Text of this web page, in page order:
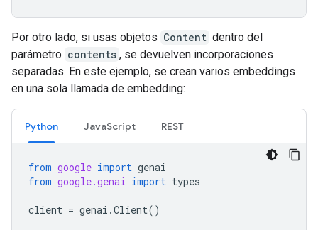
Por otro lado, si usas objetos Content dentro del
parámetro contents , se devuelven incorporaciones
separadas. En este ejemplo, se crean varios embeddings
en una sola llamada de embedding:
Python JavaScript REST
from google import genai
from google.genai import types
client = genai .Client()